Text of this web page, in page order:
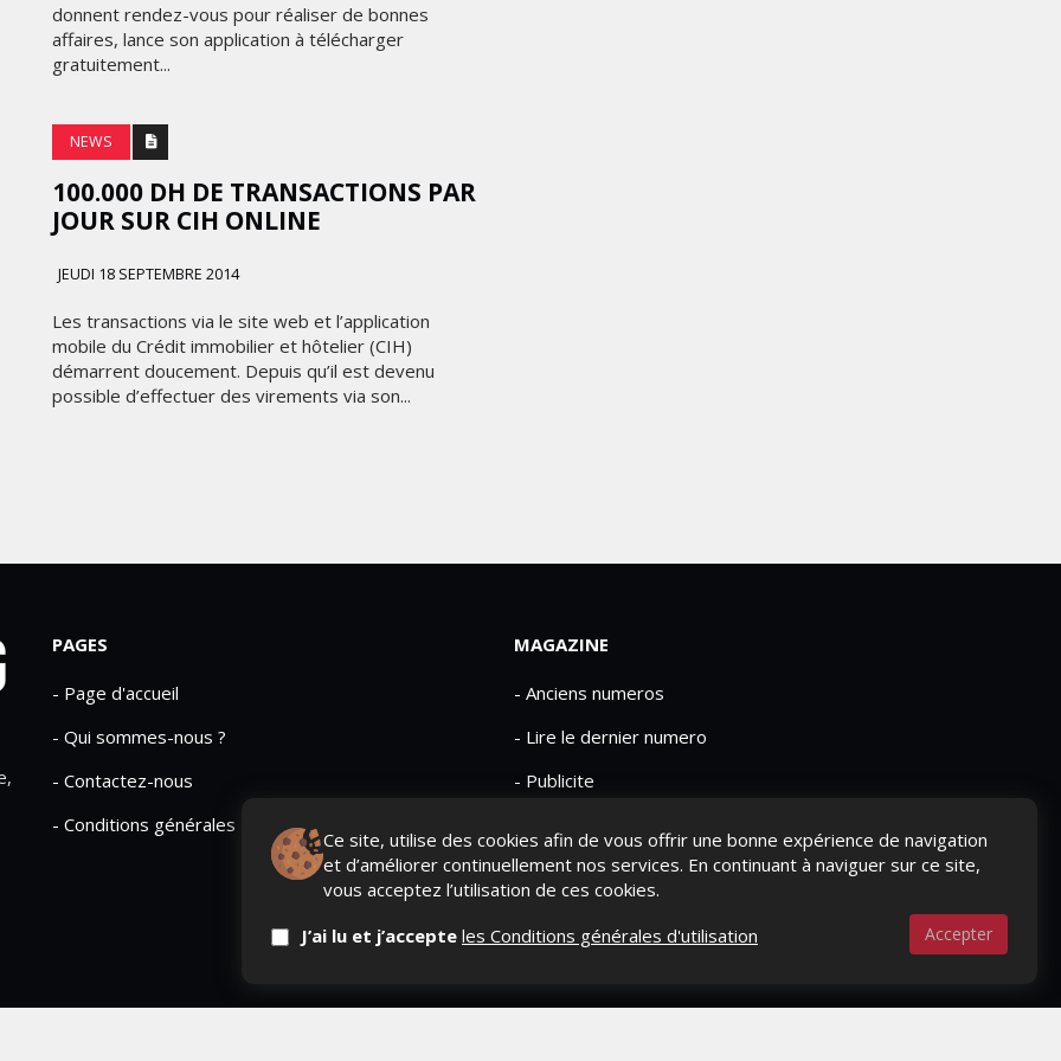
donnent rendez-vous pour réaliser de bonnes
affaires, lance son application à télécharger
gratuitement...
NEWS
100.000 DH DE TRANSACTIONS PAR
JOUR SUR CIH ONLINE
JEUDI 18 SEPTEMBRE 2014
Les transactions via le site web et l’application
mobile du Crédit immobilier et hôtelier (CIH)
démarrent doucement. Depuis qu’il est devenu
possible d’effectuer des virements via son...
Ce site, utilise des cookies afin de vous offrir une bonne expérience de navigation
et d’améliorer continuellement nos services. En continuant à naviguer sur ce site,
vous acceptez l’utilisation de ces cookies.
J’ai lu et j’accepte les Conditions générales d'utilisation Accepter
PAGES
- Page d'accueil
- Qui sommes-nous ?
- Contactez-nous
- Conditions générales
MAGAZINE
- Anciens numeros
- Lire le dernier numero
- Publicite